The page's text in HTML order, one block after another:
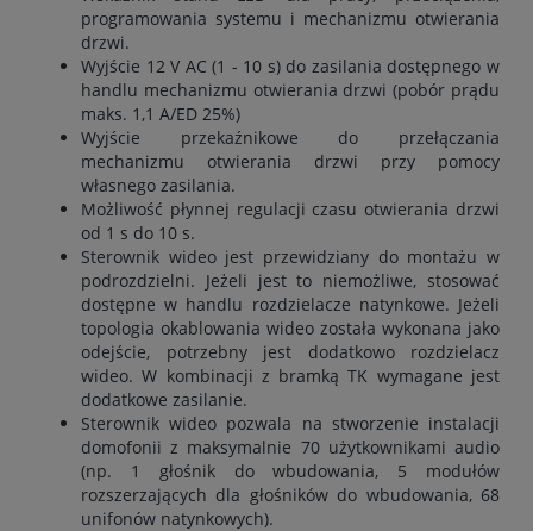
programowania systemu i mechanizmu otwierania
drzwi.
Wyjście 12 V AC (1 - 10 s) do zasilania dostępnego w
handlu mechanizmu otwierania drzwi (pobór prądu
maks. 1,1 A/ED 25%)
Wyjście przekaźnikowe do przełączania
mechanizmu otwierania drzwi przy pomocy
własnego zasilania.
Możliwość płynnej regulacji czasu otwierania drzwi
od 1 s do 10 s.
Sterownik wideo jest przewidziany do montażu w
podrozdzielni. Jeżeli jest to niemożliwe, stosować
dostępne w handlu rozdzielacze natynkowe. Jeżeli
topologia okablowania wideo została wykonana jako
odejście, potrzebny jest dodatkowo rozdzielacz
wideo. W kombinacji z bramką TK wymagane jest
dodatkowe zasilanie.
Sterownik wideo pozwala na stworzenie instalacji
domofonii z maksymalnie 70 użytkownikami audio
(np. 1 głośnik do wbudowania, 5 modułów
rozszerzających dla głośników do wbudowania, 68
unifonów natynkowych).